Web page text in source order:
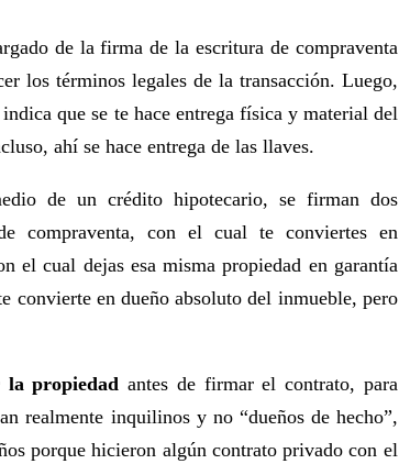
de la firma de la escritura de compraventa
los términos legales de la transacción. Luego,
que se te hace entrega física y material del
ahí se hace entrega de las llaves.
de un crédito hipotecario, se firman dos
compraventa, con el cual te conviertes en
el cual dejas esa misma propiedad en garantía
convierte en dueño absoluto del inmueble, pero
la propiedad antes de firmar el contrato, para
realmente inquilinos y no “dueños de hecho”,
porque hicieron algún contrato privado con el